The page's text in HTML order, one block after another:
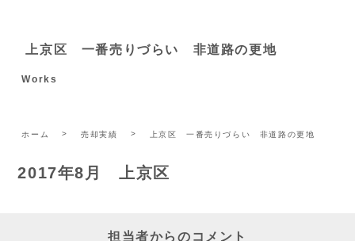
上京区 一番売りづらい 非道路の更地
Works
ホーム 売却実績 上京区 一番売りづらい 非道路の更地
2017年8月 上京区
担当者からのコメント